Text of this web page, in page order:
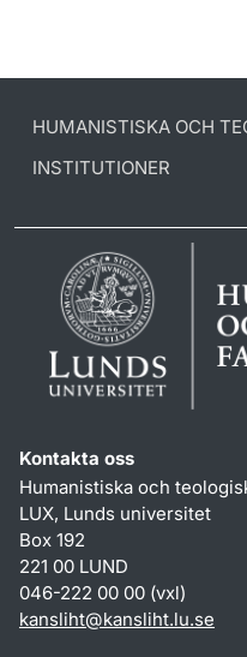
HUMANISTISKA OCH
INSTITUTIONER
Kontakta oss
Humanistiska och
LUX, Lunds universitet
Box 192
221 00 LUND
046-222 00 00 (vxl)
kansliht@kansliht.lu.se